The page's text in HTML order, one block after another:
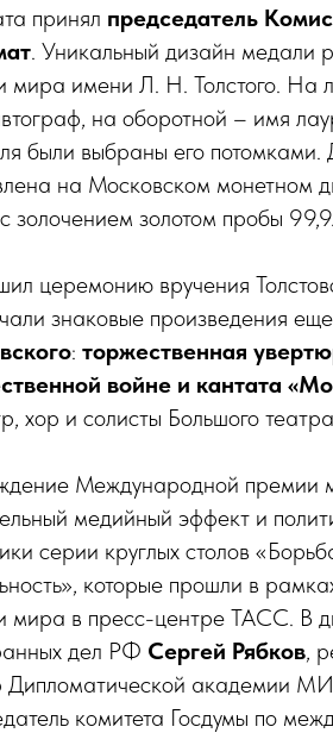
принял председатель
. Уникальный дизайн медали
мира имени Л. Н. Толстого. На
на оборотной – имя
были выбраны его
на Московском
золочением золотом пробы 99,9.
церемонию вручения
знаковые произведения
: торжественная
войне и кантата
хор и солисты Большого
Международной премии
медийный эффект и
серии круглых столов
которые прошли в
мира в пресс-центре ТАСС. В
дел РФ Сергей Рябков,
Дипломатической академии
комитета Госдумы по